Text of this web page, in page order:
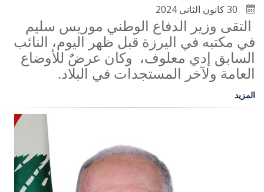
التقى وزير الدفاع الوطني موريس سليم
في مكتبه في اليرزة قبل ظهر اليوم، النائب
السابق إدي معلوف، وكان عرضٌ للأوضاع
العامة ولآخر المستجدات في البلاد.
المزيد